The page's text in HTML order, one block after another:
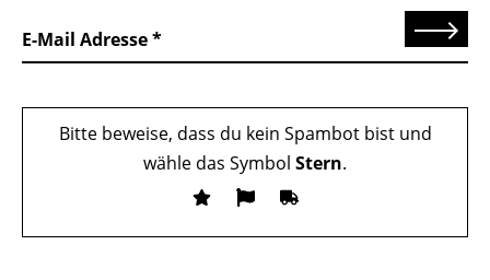
E-Mail Adresse Senden
Bitte beweise, dass du kein Spambot bist und
wähle das Symbol Stern.